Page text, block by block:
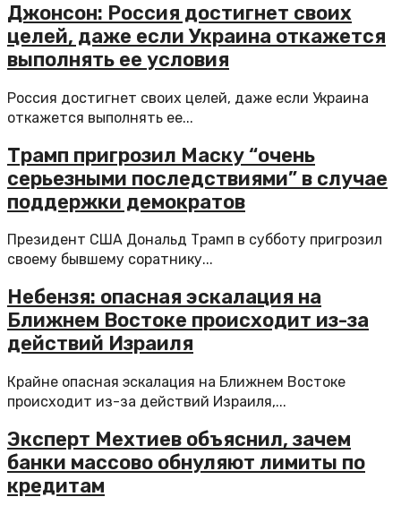
Джонсон: Россия достигнет своих
целей, даже если Украина откажется
выполнять ее условия
Россия достигнет своих целей, даже если Украина
откажется выполнять ее...
Трамп пригрозил Маску “очень
серьезными последствиями” в случае
поддержки демократов
Президент США Дональд Трамп в субботу пригрозил
своему бывшему соратнику...
Небензя: опасная эскалация на
Ближнем Востоке происходит из-за
действий Израиля
Крайне опасная эскалация на Ближнем Востоке
происходит из-за действий Израиля,...
Эксперт Мехтиев объяснил, зачем
банки массово обнуляют лимиты по
кредитам